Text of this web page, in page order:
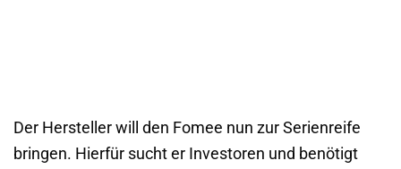
Der Hersteller will den Fomee nun zur Serienreife
bringen. Hierfür sucht er Investoren und benötigt